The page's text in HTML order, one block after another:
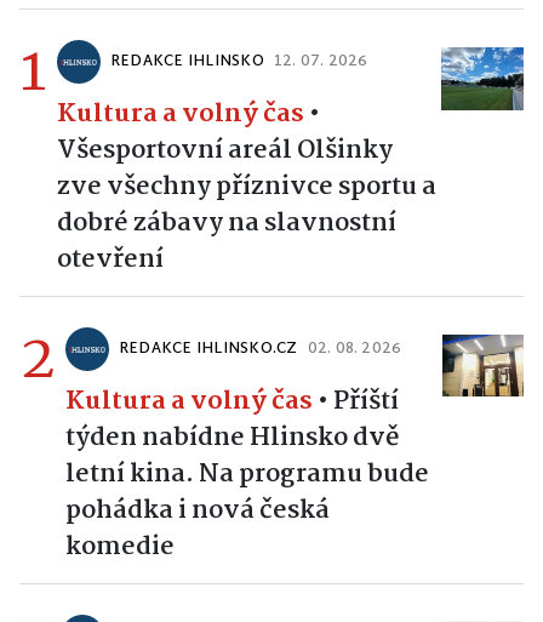
NEJČTENĚJŠÍ V KATEGORII
1 REDAKCE IHLINSKO 12. 07. 2026
Kultura a volný čas•
Všesportovní areál Olšinky
zve všechny příznivce sportu a
dobré zábavy na slavnostní
otevření
2 REDAKCE IHLINSKO.CZ 02. 08. 2026
Kultura a volný čas•Příští
týden nabídne Hlinsko dvě
letní kina. Na programu bude
pohádka i nová česká
komedie